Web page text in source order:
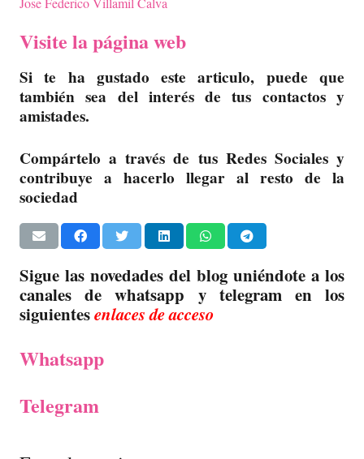
Visite la página web
Si te ha gustado este articulo, puede que
también sea del interés de tus contactos y
amistades.
Compártelo a través de tus Redes Sociales y
contribuye a hacerlo llegar al resto de la
sociedad
Sigue las novedades del blog uniéndote a los
canales de whatsapp y telegram en los
siguientesenlaces de acceso
Whatsapp
Telegram